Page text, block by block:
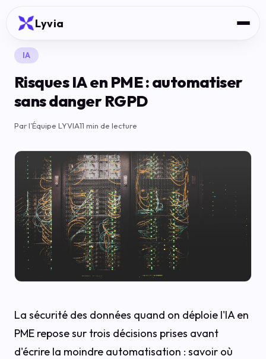
Lyvia
IA
Risques IA en PME : automatiser
sans danger RGPD
Par l’Équipe LYVIA11 min de lecture
La sécurité des données quand on déploie l'IA en
PME repose sur trois décisions prises avant
d'écrire la moindre automatisation : savoir où